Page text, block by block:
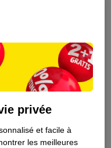
Mousse Coiffante
Hold 4
6.
69
45
privée
et facile à
les meilleures